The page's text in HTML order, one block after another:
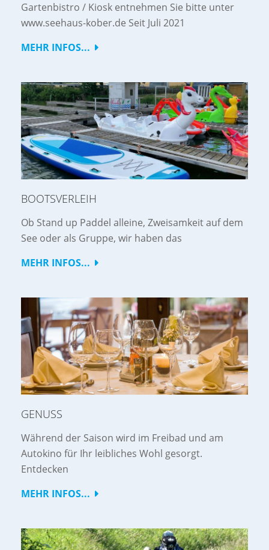
Gartenbistro / Kiosk entnehmen Sie bitte unter
www.seehaus-kober.de Seit Juli 2021
MEHR INFOS...
BOOTSVERLEIH
Ob Stand up Paddel alleine, Zweisamkeit auf dem
See oder als Gruppe, wir haben das
MEHR INFOS...
GENUSS
Während der Saison wird im Freibad und am
Autokino für Ihr leibliches Wohl gesorgt.
Entdecken
MEHR INFOS...